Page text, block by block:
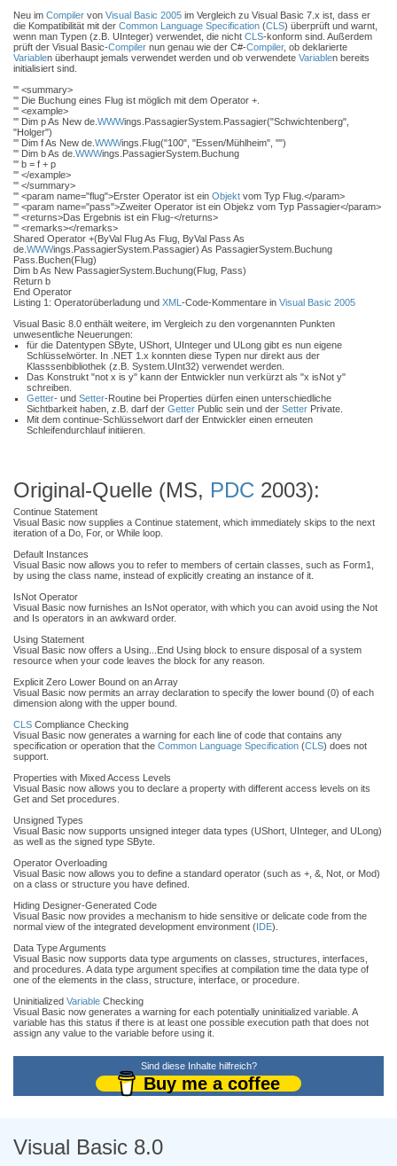
Neu im Compiler von Visual Basic 2005 im Vergleich zu Visual Basic 7.x ist, dass er
die Kompatibilität mit der Common Language Specification (CLS) überprüft und warnt,
wenn man Typen (z.B. UInteger) verwendet, die nicht CLS-konform sind. Außerdem
prüft der Visual Basic-Compiler nun genau wie der C#-Compiler, ob deklarierte
Variablen überhaupt jemals verwendet werden und ob verwendete Variablen bereits
initialisiert sind.
''' <summary>
''' Die Buchung eines Flug ist möglich mit dem Operator +.
''' <example>
''' Dim p As New de. WWWings.PassagierSystem.Passagier("Schwichtenberg",
"Holger")
''' Dim f As New de. WWWings.Flug("100", "Essen/Mühlheim", "")
''' Dim b As de. WWWings.PassagierSystem.Buchung
''' b = f + p
''' </example>
''' </summary>
''' <param name="flug">Erster Operator ist ein Objekt vom Typ Flug.</param>
''' <param name="pass">Zweiter Operator ist ein Objekz vom Typ Passagier</param>
''' <returns>Das Ergebnis ist ein Flug-</returns>
''' <remarks></remarks>
Shared Operator +(ByVal Flug As Flug, ByVal Pass As
de. WWWings.PassagierSystem.Passagier) As PassagierSystem.Buchung
Pass.Buchen(Flug)
Dim b As New PassagierSystem.Buchung(Flug, Pass)
Return b
End Operator
Listing 1: Operatorüberladung und XML -Code-Kommentare in Visual Basic 2005
Visual Basic 8.0 enthält weitere, im Vergleich zu den vorgenannten Punkten
unwesentliche Neuerungen:
für die Datentypen SByte, UShort, UInteger und ULong gibt es nun eigene
Schlüsselwörter. In .NET 1.x konnten diese Typen nur direkt aus der
Klasssenbibliothek (z.B. System.UInt32) verwendet werden.
Das Konstrukt "not x is y" kann der Entwickler nun verkürzt als "x isNot y"
schreiben.
Getter- und Setter-Routine bei Properties dürfen einen unterschiedliche
Sichtbarkeit haben, z.B. darf der Getter Public sein und der Setter Private.
Mit dem continue-Schlüsselwort darf der Entwickler einen erneuten
Schleifendurchlauf initiieren.
Original-Quelle (MS, PDC 2003):
Continue Statement
Visual Basic now supplies a Continue statement, which immediately skips to the next
iteration of a Do, For, or While loop.
Default Instances
Visual Basic now allows you to refer to members of certain classes, such as Form1,
by using the class name, instead of explicitly creating an instance of it.
IsNot Operator
Visual Basic now furnishes an IsNot operator, with which you can avoid using the Not
and Is operators in an awkward order.
Using Statement
Visual Basic now offers a Using...End Using block to ensure disposal of a system
resource when your code leaves the block for any reason.
Explicit Zero Lower Bound on an Array
Visual Basic now permits an array declaration to specify the lower bound (0) of each
dimension along with the upper bound.
CLS Compliance Checking
Visual Basic now generates a warning for each line of code that contains any
specification or operation that the Common Language Specification (CLS) does not
support.
Properties with Mixed Access Levels
Visual Basic now allows you to declare a property with different access levels on its
Get and Set procedures.
Unsigned Types
Visual Basic now supports unsigned integer data types (UShort, UInteger, and ULong)
as well as the signed type SByte.
Operator Overloading
Visual Basic now allows you to define a standard operator (such as +, &, Not, or Mod)
on a class or structure you have defined.
Hiding Designer-Generated Code
Visual Basic now provides a mechanism to hide sensitive or delicate code from the
normal view of the integrated development environment (IDE).
Data Type Arguments
Visual Basic now supports data type arguments on classes, structures, interfaces,
and procedures. A data type argument specifies at compilation time the data type of
one of the elements in the class, structure, interface, or procedure.
Uninitialized Variable Checking
Visual Basic now generates a warning for each potentially uninitialized variable. A
variable has this status if there is at least one possible execution path that does not
assign any value to the variable before using it.
Sind diese Inhalte hilfreich?
Buy me a coffee
Visual Basic 8.0